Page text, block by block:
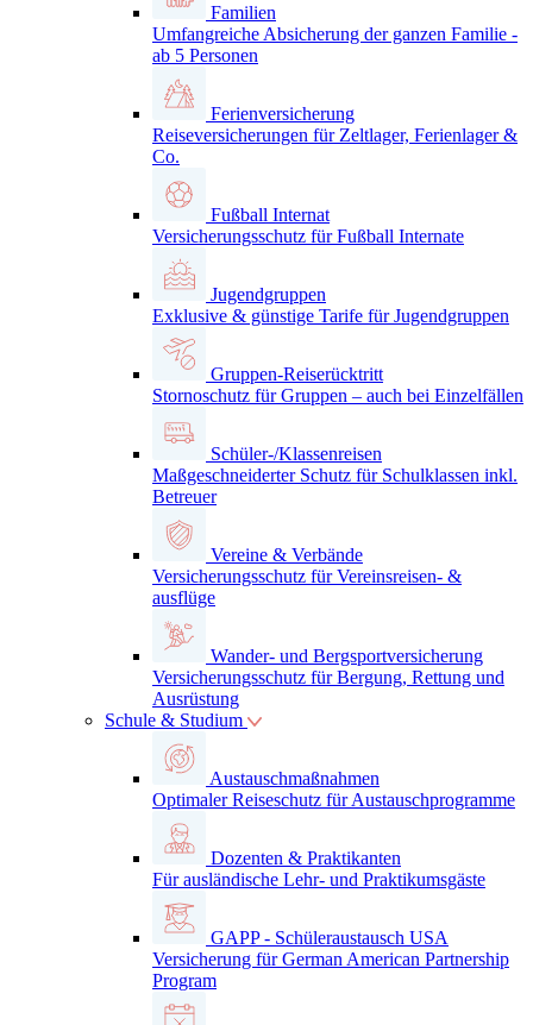
Familien
Umfangreiche Absicherung der ganzen Familie -
ab 5 Personen
Ferienversicherung
Reiseversicherungen für Zeltlager, Ferienlager &
Co.
Fußball Internat
Versicherungsschutz für Fußball Internate
Jugendgruppen
Exklusive & günstige Tarife für Jugendgruppen
Gruppen-Reiserücktritt
Stornoschutz für Gruppen – auch bei Einzelfällen
Schüler-/Klassenreisen
Maßgeschneiderter Schutz für Schulklassen inkl.
Betreuer
Vereine & Verbände
Versicherungsschutz für Vereinsreisen- &
ausflüge
Wander- und Bergsportversicherung
Versicherungsschutz für Bergung, Rettung und
Ausrüstung
Schule & Studium
Austauschmaßnahmen
Optimaler Reiseschutz für Austauschprogramme
Dozenten & Praktikanten
Für ausländische Lehr- und Praktikumsgäste
GAPP - Schüleraustausch USA
Versicherung für German American Partnership
Program